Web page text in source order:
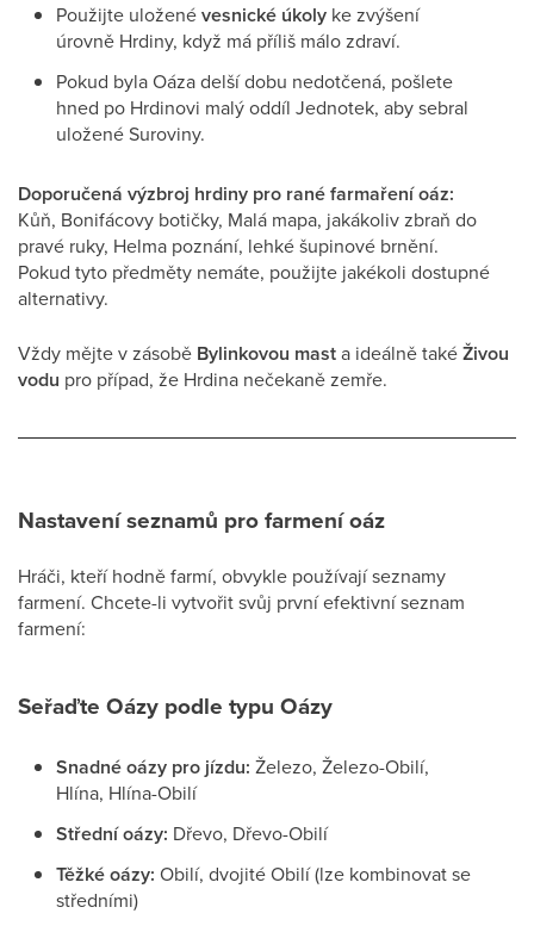
Použijte uloženévesnické úkoly ke zvýšení
úrovně Hrdiny, když má příliš málo zdraví.
Pokud byla Oáza delší dobu nedotčená, pošlete
hned po Hrdinovi malý oddíl Jednotek, aby sebral
uložené Suroviny.
Doporučená výzbroj hrdiny pro rané farmaření oáz:
Kůň, Bonifácovy botičky, Malá mapa, jakákoliv zbraň do
pravé ruky, Helma poznání, lehké šupinové brnění.
Pokud tyto předměty nemáte, použijte jakékoli dostupné
alternativy.
Vždy mějte v zásobě Bylinkovou masta ideálně takéŽivou
vodu pro případ, že Hrdina nečekaně zemře.
Nastavení seznamů pro farmení oáz
Hráči, kteří hodně farmí, obvykle používají seznamy
farmení. Chcete-li vytvořit svůj první efektivní seznam
farmení:
Seřaďte Oázy podle typu Oázy
Snadné oázy pro jízdu: Železo, Železo-Obilí,
Hlína, Hlína-Obilí
Střední oázy: Dřevo, Dřevo-Obilí
Těžké oázy: Obilí, dvojité Obilí (lze kombinovat se
středními)